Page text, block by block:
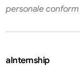
personale conform
aInternship